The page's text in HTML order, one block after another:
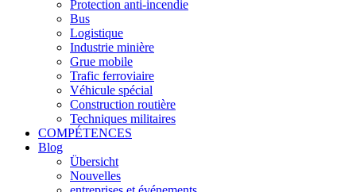
Protection anti-incendie
Bus
Logistique
Industrie minière
Grue mobile
Trafic ferroviaire
Véhicule spécial
Construction routière
Techniques militaires
COMPÉTENCES
Blog
Übersicht
Nouvelles